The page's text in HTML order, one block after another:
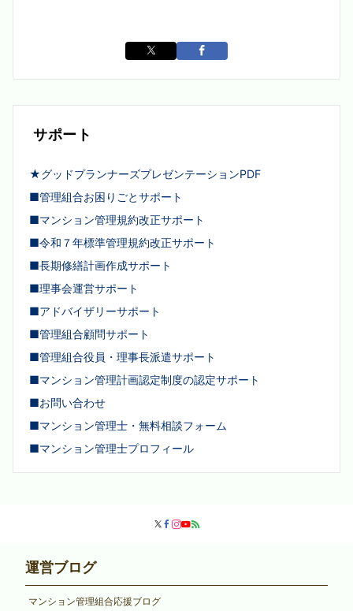
サポート
★グッドプランナーズプレゼンテーションPDF
■管理組合お困りごとサポート
■マンション管理規約改正サポート
■令和７年標準管理規約改正サポート
■長期修繕計画作成サポート
■理事会運営サポート
■アドバイザリーサポート
■管理組合顧問サポート
■管理組合役員・理事長派遣サポート
■マンション管理計画認定制度の認定サポート
■お問い合わせ
■マンション管理士・無料相談フォーム
■マンション管理士プロフィール
運営ブログ
マンション管理組合応援ブログ